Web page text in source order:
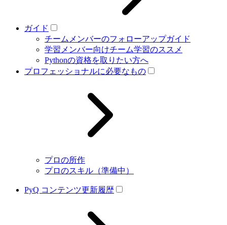
ガイド
チームメンバーのフォローアップガイド
学習メンバー向けチーム学習のススメ
Pythonの資格を取りたい方へ
プロフェッショナルに必要なもの
プロの所作
プロのスキル（準備中）
PyQ コンテンツ更新履歴